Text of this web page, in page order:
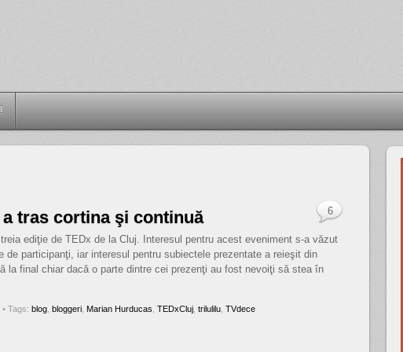
tras cortina şi continuă
ediţie de TEDx de la Cluj. Interesul pentru acest eveniment s-a văzut
de participanţi, iar interesul pentru subiectele prezentate a reieşit din
la final chiar dacă o parte dintre cei prezenţi au fost nevoiţi să stea în
6
• Tags: blog bloggeri Marian Hurducas TEDxCluj trilulilu TVdece